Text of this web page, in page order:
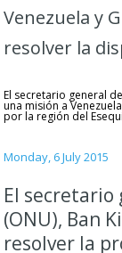
Venezuela y
resolver la
El secretario general
una misión a
por la región del
Monday, 6 July 2015
El secretario
(ONU), Ban
resolver la